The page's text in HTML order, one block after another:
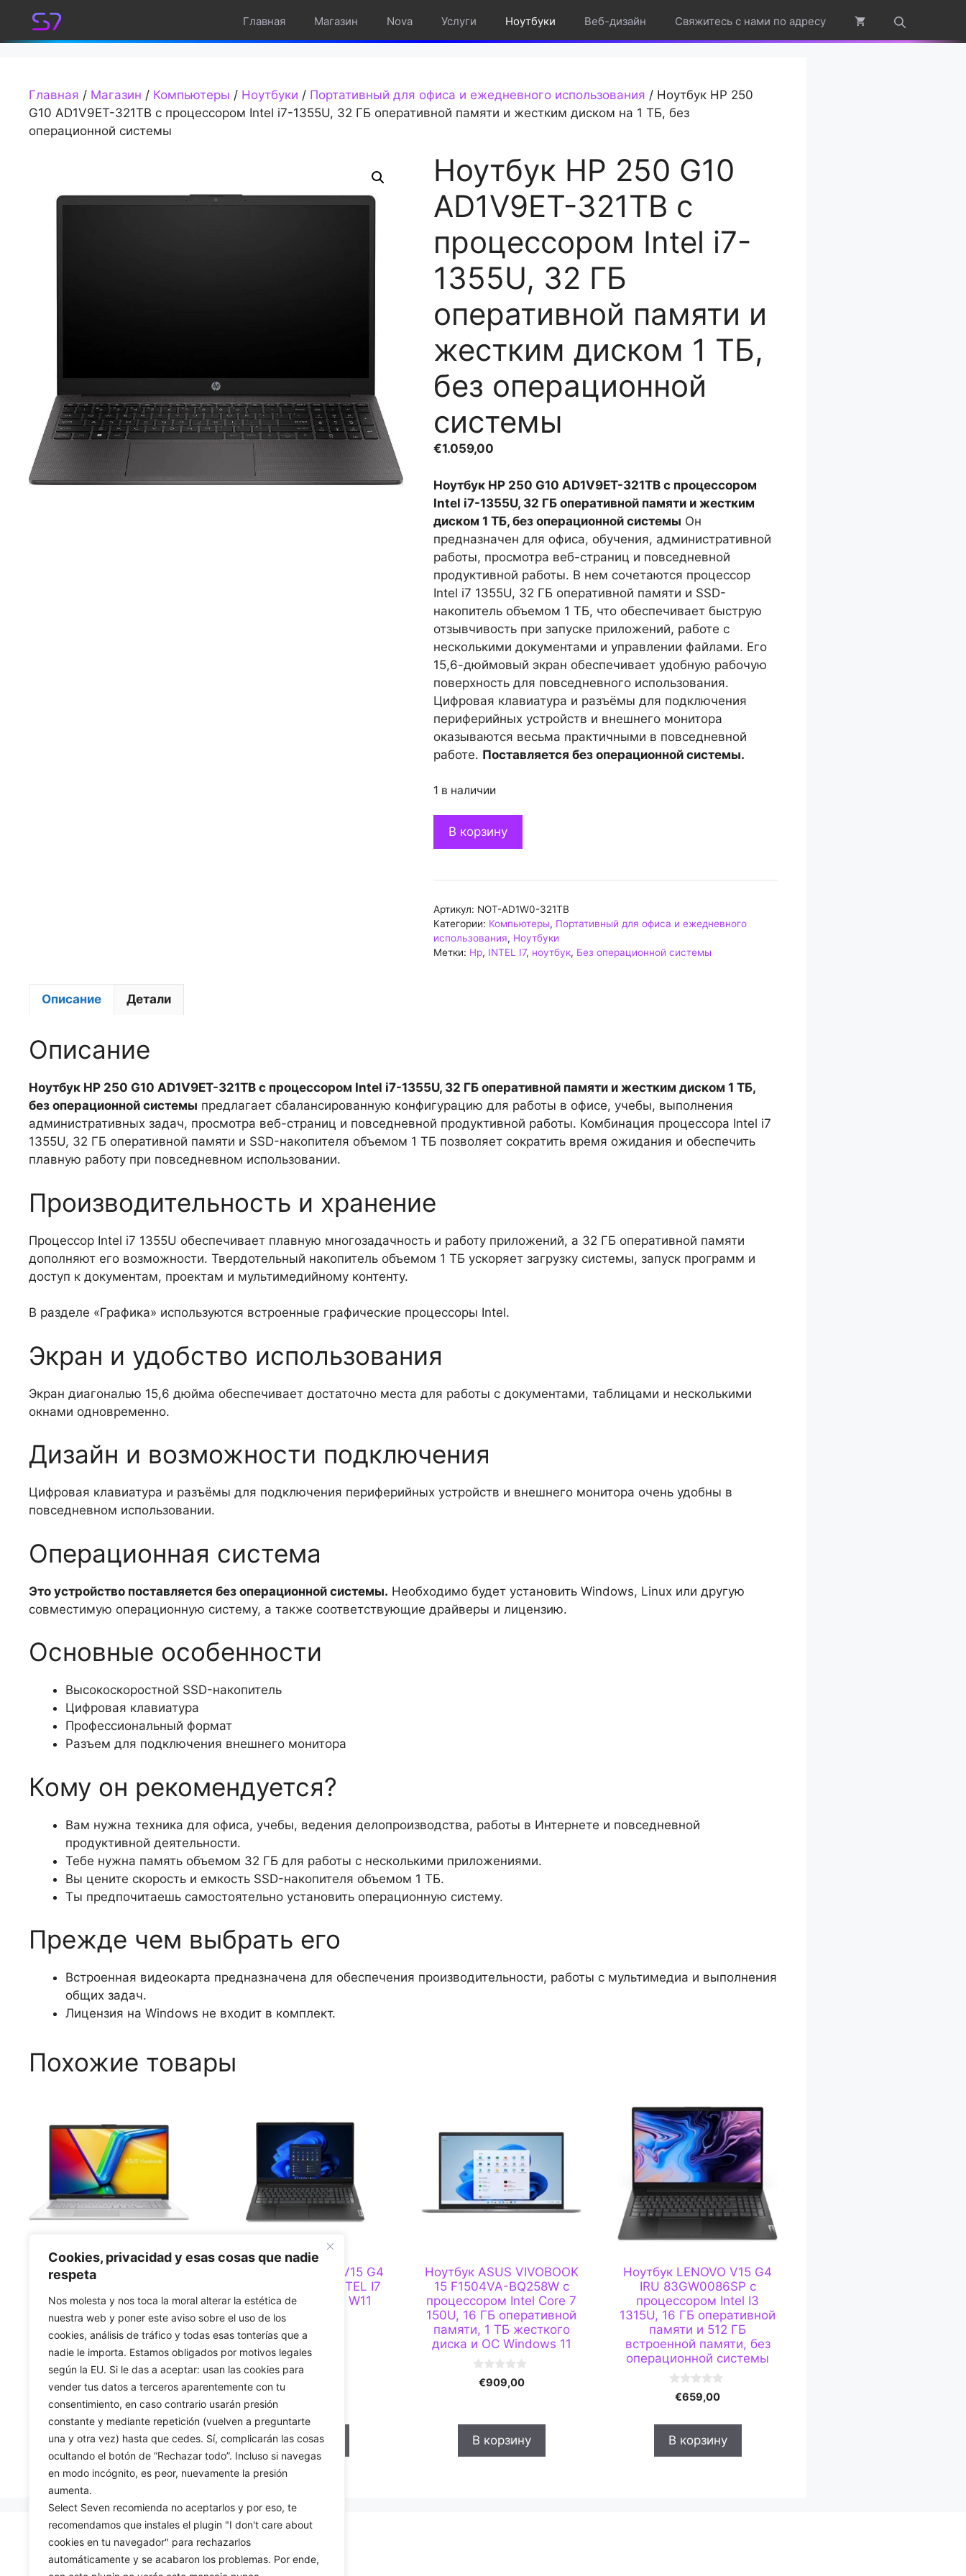
Cookies, privacidad y esas cosas que nadie
respeta
Nos molesta y nos toca la moral alterar la estética de
nuestra web y poner este aviso sobre el uso de los
cookies, análisis de tráfico y todas esas tonterías que a
nadie le importa. Estamos obligados por motivos legales
según la EU. Si le das a aceptar: usan las cookies para
vender tus datos a terceros aparentemente con tu
consentimiento, en caso contrario usarán presión
constante y mediante repetición (vuelven a preguntarte
una y otra vez) hasta que cedes. Sí, complicarán las cosas
ocultando el botón de “Rechazar todo”. Incluso si navegas
en modo incógnito, es peor, nuevamente la presión
aumenta.
Select Seven recomienda no aceptarlos y por eso, te
recomendamos que instales el plugin "I don't care about
cookies en tu navegador" para rechazarlos
automáticamente y se acabaron los problemas. Por ende,
содержимому
Главная Магазин Nova Услуги Ноутбуки Веб-дизайн Свяжитесь с нами по адресу
Главная / Магазин / Компьютеры / Ноутбуки / Портативный для офиса и ежедневного использования / Ноутбук HP 250
G10 AD1V9ET-321TB с процессором Intel i7-1355U, 32 ГБ оперативной памяти и жестким диском на 1 ТБ, без
операционной системы
Ноутбук HP 250 G10
AD1V9ET-321TB с
процессором Intel i7-
1355U, 32 ГБ
оперативной памяти и
жестким диском 1 ТБ,
без операционной
системы
€1.059,00
Ноутбук HP 250 G10 AD1V9ET-321TB с процессором
Intel i7-1355U, 32 ГБ оперативной памяти и жестким
диском 1 ТБ, без операционной системы Он
предназначен для офиса, обучения, административной
работы, просмотра веб-страниц и повседневной
продуктивной работы. В нем сочетаются процессор
Intel i7 1355U, 32 ГБ оперативной памяти и SSD-
накопитель объемом 1 ТБ, что обеспечивает быструю
отзывчивость при запуске приложений, работе с
несколькими документами и управлении файлами. Его
15,6-дюймовый экран обеспечивает удобную рабочую
поверхность для повседневного использования.
Цифровая клавиатура и разъёмы для подключения
периферийных устройств и внешнего монитора
оказываются весьма практичными в повседневной
работе. Поставляется без операционной системы.
1 в наличии
Количество
товара
HP
G10
AD1V9ET-
321TB
operativo
В корзину
Артикул: NOT-AD1W0-321TB
Категории: Компьютеры, Портативный для офиса и ежедневного
использования, Ноутбуки
Метки: Hp, INTEL I7, ноутбук, Без операционной системы
Описание Детали
Описание
Ноутбук HP 250 G10 AD1V9ET-321TB с процессором Intel i7-1355U, 32 ГБ оперативной памяти и жестким диском 1 ТБ,
без операционной системы предлагает сбалансированную конфигурацию для работы в офисе, учебы, выполнения
административных задач, просмотра веб-страниц и повседневной продуктивной работы. Комбинация процессора Intel i7
1355U, 32 ГБ оперативной памяти и SSD-накопителя объемом 1 ТБ позволяет сократить время ожидания и обеспечить
плавную работу при повседневном использовании.
Производительность и хранение
Процессор Intel i7 1355U обеспечивает плавную многозадачность и работу приложений, а 32 ГБ оперативной памяти
дополняют его возможности. Твердотельный накопитель объемом 1 ТБ ускоряет загрузку системы, запуск программ и
доступ к документам, проектам и мультимедийному контенту.
В разделе «Графика» используются встроенные графические процессоры Intel.
Экран и удобство использования
Экран диагональю 15,6 дюйма обеспечивает достаточно места для работы с документами, таблицами и несколькими
окнами одновременно.
Дизайн и возможности подключения
Цифровая клавиатура и разъёмы для подключения периферийных устройств и внешнего монитора очень удобны в
повседневном использовании.
Операционная система
Это устройство поставляется без операционной системы. Необходимо будет установить Windows, Linux или другую
совместимую операционную систему, а также соответствующие драйверы и лицензию.
Основные особенности
Высокоскоростной SSD-накопитель
Цифровая клавиатура
Профессиональный формат
Разъем для подключения внешнего монитора
Кому он рекомендуется?
Вам нужна техника для офиса, учебы, ведения делопроизводства, работы в Интернете и повседневной
продуктивной деятельности.
Тебе нужна память объемом 32 ГБ для работы с несколькими приложениями.
Вы цените скорость и емкость SSD-накопителя объемом 1 ТБ.
Ты предпочитаешь самостоятельно установить операционную систему.
Прежде чем выбрать его
Встроенная видеокарта предназначена для обеспечения производительности, работы с мультимедиа и выполнения
общих задач.
Лицензия на Windows не входит в комплект.
Похожие товары
Ноутбук ASUS E1504FA-
BQ1726 с процессором
AMD Ryzen 5 7520U, 16 ГБ
оперативной памяти и 512
ГБ встроенной памяти,
без операционной
системы
0
и
5
€ 679,00
В корзину
НОУТБУК LENOVO V15 G4
IRU 83A100BKSP INTEL I7
1355U 8GB 512GB W11
0
з
5
€696,87
В корзину
Ноутбук ASUS VIVOBOOK
15 F1504VA-BQ258W с
процессором Intel Core 7
150U, 16 ГБ оперативной
памяти, 1 ТБ жесткого
диска и ОС Windows 11
€909,00
В корзину
Ноутбук LENOVO V15 G4
IRU 83GW0086SP с
процессором Intel I3
1315U, 16 ГБ оперативной
памяти и 512 ГБ
встроенной памяти, без
операционной системы
5
€659,00
В корзину
CONTACT US